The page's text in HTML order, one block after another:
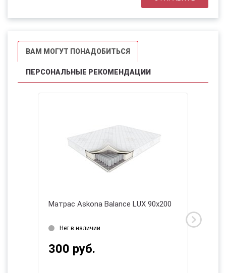
ВАМ МОГУТ ПОНАДОБИТЬСЯ
ПЕРСОНАЛЬНЫЕ РЕКОМЕНДАЦИИ
Матрас Askona Balance LUX 90х200
Нет в наличии
300 руб.
180х200